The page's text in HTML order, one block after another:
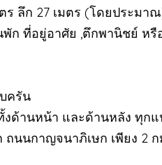
ร ลึก 27 เมตร (โดยประมา
พัก ที่อยู่อาศัย ,ตึกพานิชย์ ห
ครัน
ด้านหน้า และด้านหลัง ทุกแ
ถนนกาญจนาภิเษก เพียง 2 ก